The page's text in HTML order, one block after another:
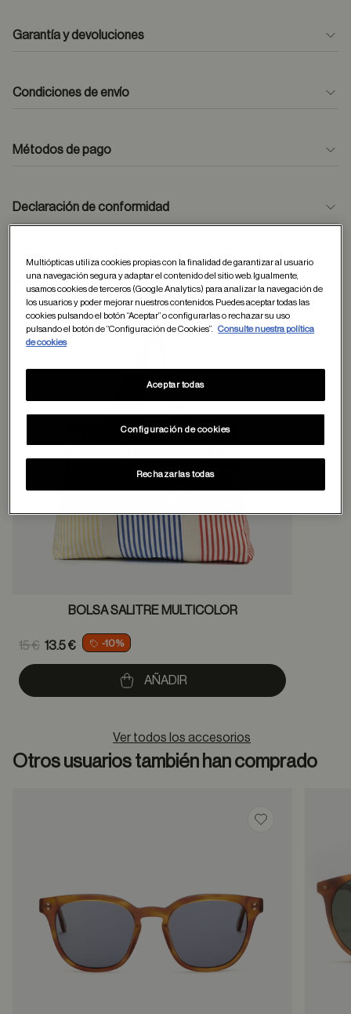
Garantía y devoluciones
Condiciones de envío
Métodos de pago
Declaración de conformidad
Otros usuarios tambien han comprado
BOLSA SALITRE MULTICOLOR
Price reduced from
15 €
to
13.5 € -10%
AÑADIR
Ver todos los accesorios
Otros usuarios también han comprado
Guardar en
Multiópticas utiliza cookies propias con la finalidad de garantizar al usuario
una navegación segura y adaptar el contenido del sitio web. Igualmente,
usamos cookies de terceros (Google Analytics) para analizar la navegación de
los usuarios y poder mejorar nuestros contenidos. Puedes aceptar todas las
cookies pulsando el botón “Aceptar” o configurarlas o rechazar su uso
pulsando el botón de “Configuración de Cookies”.
Consulte nuestra política
de cookies
Configuración de cookies
Rechazarlas todas
Aceptar todas